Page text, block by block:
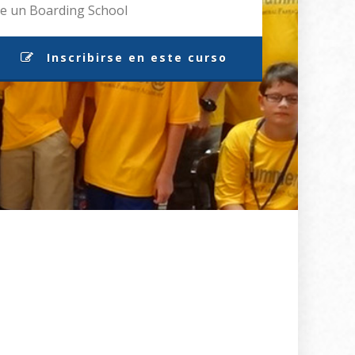
un Boarding School
Inscribirse en este curso